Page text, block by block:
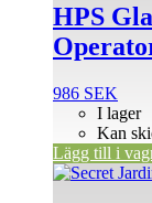
HPS
986 SEK
I lager
Kan
Lägg till i